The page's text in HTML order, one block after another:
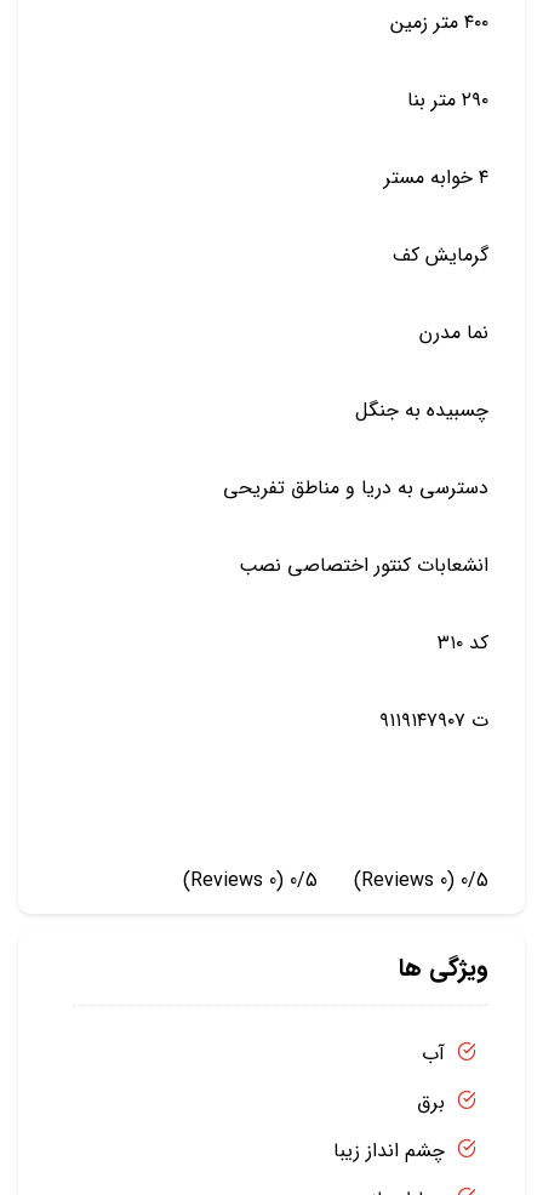
۴۰۰ متر زمین
۲۹۰ متر بنا
۴ خوابه مستر
گرمایش کف
نما مدرن
چسبیده به جنگل
دسترسی به دریا و مناطق تفریحی
انشعابات کنتور اختصاصی نصب
کد ۳۱۰
ت ۹۱۱۹۱۴۷۹۰۷
0/5
(0 Reviews)
0/5
(0 Reviews)
ویژگی ها
آب
برق
چشم انداز زیبا